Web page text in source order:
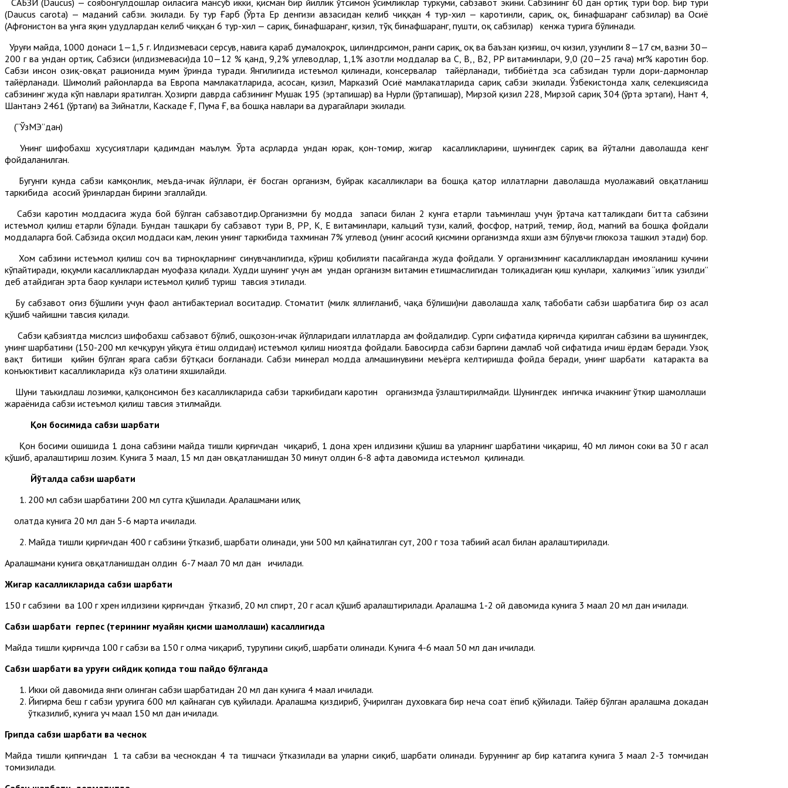
(Daucus carota) — маданий сабзи. экилади. Бу тур Ғарб (Ўрта Ер денгизи ҳавзасидан келиб чиққан 4 тур-хил — каротинли, сариқ, оқ, бинафшаранг сабзилар) ва Осиё
(Афғонистон ва унга яқин ҳудудлардан келиб чиққан 6 тур-хил — сариқ, бинафшаранг, қизил, тўқ бинафшаранг, пушти, оқ сабзилар) кенжа турига бўлинади.
Уруғи майда, 1000 донаси 1—1,5 г. Илдизмеваси серсув, навига қараб думалоқроқ, цилиндрсимон, ранги сариқ, оқ ва баъзан қизғиш, оч кизил, узунлиги 8—17 см, вазни 30—
200 г ва ундан ортиқ. Сабзиси (илдизмеваси)да 10—12 % қанд, 9,2% углеводлар, 1,1% азотли моддалар ва С, В,, В2, РР витаминлари, 9,0 (20—25 гача) мг% каротин бор.
Сабзи инсон озиқ-овқат рационида муҳим ўринда туради. Янгилигида истеъмол қилинади, консервалар тайёрланади, тиббиётда эса сабзидан турли дори-дармонлар
тайёрланади. Шимолий районларда ва Европа мамлакатларида, асосан, қизил, Марказий Осиё мамлакатларида сариқ сабзи экилади. Ўзбекистонда халқ селекциясида
сабзининг жуда кўп навлари яратилган. Ҳозирги даврда сабзининг Мушак 195 (эртапишар) ва Нурли (ўртапишар), Мирзой қизил 228, Мирзой сариқ 304 (ўрта эртаги), Нант 4,
Шантанэ 2461 (ўртаги) ва Зийнатли, Каскаде Ғ, Пума Ғ, ва бошқа навлари ва дурагайлари экилади.
(“ЎзМЭ”дан)
Унинг шифобахш хусусиятлари қадимдан маълум. Ўрта асрларда ундан юрак, қон-томир, жигар касалликларини, шунингдек сариқ ва йўтални даволашда кенг
фойдаланилган.
Бугунги кунда сабзи камқонлик, меъда-ичак йўллари, ёғ босган организм, буйрак касалликлари ва бошқа қатор иллатларни даволашда муолажавий овқатланиш
таркибида асосий ўринлардан бирини эгаллайди.
Сабзи каротин моддасига жуда бой бўлган сабзавотдир.Организмни бу модда запаси билан 2 кунга етарли таъминлаш учун ўртача катталикдаги битта сабзини
истеъмол қилиш етарли бўлади. Бундан ташқари бу сабзавот тури В, РР, К, Е витаминлари, кальций тузи, калий, фосфор, натрий, темир, йод, магний ва бошқа фойдали
моддаларга бой. Сабзида оқсил моддаси кам, лекин унинг таркибида тахминан 7% углевод (унинг асосий қисмини организмда яхши ҳазм бўлувчи глюкоза ташкил этади) бор.
Хом сабзини истеъмол қилиш соч ва тирноқларнинг синувчанлигида, кўриш қобилияти пасайганда жуда фойдали. У организмнинг касалликлардан ҳимояланиш кучини
кўпайтиради, юқумли касалликлардан муҳофаза қилади. Худди шунинг учун ҳам ундан организм витамин етишмаслигидан толиқадиган қиш кунлари, халқимиз “илик узилди”
деб атайдиган эрта баҳор кунлари истеъмол қилиб туриш тавсия этилади.
Бу сабзавот оғиз бўшлиғи учун фаол антибактериал воситадир. Стоматит (милк яллиғланиб, чақа бўлиши)ни даволашда халқ табобати сабзи шарбатига бир оз асал
қўшиб чайишни тавсия қилади.
Сабзи қабзиятда мислсиз шифобахш сабзавот бўлиб, ошқозон-ичак йўлларидаги иллатларда ҳам фойдалидир. Сурги сифатида қирғичда қирилган сабзини ва шунингдек,
унинг шарбатини (150-200 мл кечқурун уйқуга ётиш олдидан) истеъмол қилиш ниҳоятда фойдали. Бавосирда сабзи баргини дамлаб чой сифатида ичиш ёрдам беради. Узоқ
вақт битиши қийин бўлган ярага сабзи бўтқаси боғланади. Сабзи минерал модда алмашинувини меъёрга келтиришда фойда беради, унинг шарбати катаракта ва
конъюктивит касалликларида кўз ҳолатини яхшилайди.
Шуни таъкидлаш лозимки, қалқонсимон без касалликларида сабзи таркибидаги каротин организмда ўзлаштирилмайди. Шунингдек ингичка ичакнинг ўткир шамоллаши
жараёнида сабзи истеъмол қилиш тавсия этилмайди.
Қон босимида сабзи шарбати
Қон босими ошишида 1 дона сабзини майда тишли қирғичдан чиқариб, 1 дона хрен илдизини қўшиш ва уларнинг шарбатини чиқариш, 40 мл лимон соки ва 30 г асал
қўшиб, аралаштириш лозим. Кунига 3 маҳал, 15 мл дан овқатланишдан 30 минут олдин 6-8 ҳафта давомида истеъмол қилинади.
Йўталда сабзи шарбати
200 мл сабзи шарбатини 200 мл сутга қўшилади. Аралашмани илиқ
ҳолатда кунига 20 мл дан 5-6 марта ичилади.
Майда тишли қирғичдан 400 г сабзини ўтказиб, шарбати олинади, уни 500 мл қайнатилган сут, 200 г тоза табиий асал билан аралаштирилади.
Аралашмани кунига овқатланишдан олдин 6-7 маҳал 70 мл дан ичилади.
Жигар касалликларида сабзи шарбати
150 г сабзини ва 100 г хрен илдизини қирғичдан ўтказиб, 20 мл спирт, 20 г асал қўшиб аралаштирилади. Аралашма 1-2 ой давомида кунига 3 маҳал 20 мл дан ичилади.
Сабзи шарбати герпес (терининг муайян қисми шамоллаши) касаллигида
Майда тишли қирғичда 100 г сабзи ва 150 г олма чиқариб, турупини сиқиб, шарбати олинади. Кунига 4-6 маҳал 50 мл дан ичилади.
Сабзи шарбати ва уруғи сийдик қопида тош пайдо бўлганда
Икки ой давомида янги олинган сабзи шарбатидан 20 мл дан кунига 4 маҳал ичилади.
Йигирма беш г сабзи уруғига 600 мл қайнаган сув қуйилади. Аралашма қиздириб, ўчирилган духовкага бир неча соат ёпиб қўйилади. Тайёр бўлган аралашма докадан
ўтказилиб, кунига уч маҳал 150 мл дан ичилади.
Грипда сабзи шарбати ва чеснок
Майда тишли қипғичдан 1 та сабзи ва чеснокдан 4 та тишчаси ўтказилади ва уларни сиқиб, шарбати олинади. Буруннинг ҳар бир катагига кунига 3 маҳал 2-3 томчидан
томизилади.